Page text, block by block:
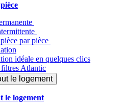
par pièce
idéale en quelques clics
Atlantic
le logement
le logement